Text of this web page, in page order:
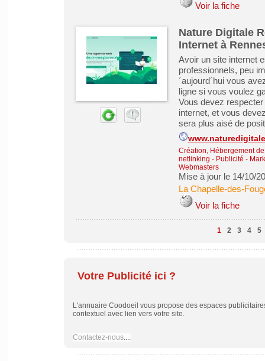
Voir la fiche
Nature Digitale
Internet à
Avoir un site internet
professionnels, peu
´aujourd´hui vous
ligne si vous voulez
Vous devez
internet, et vous
sera plus aisé de
Création, Hébergement
netlinking - Publicité -
Webmasters
Mise à jour le 14/10/
La Chapelle-des-
Voir la fiche
1 2 3 4 5
Votre Publicité ici ?
L'annuaire Coodoeil vous propose des espaces
contextuel avec lien vers votre site.
Contactez-nous....